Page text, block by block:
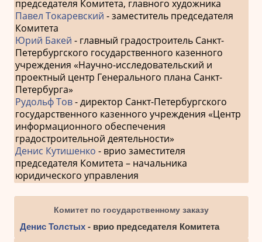
председателя Комитета, главного художника
Павел Токаревский - заместитель председателя
Комитета
Юрий Бакей - главный градостроитель Санкт-
Петербургского государственного казенного
учреждения «Научно-исследовательский и
проектный центр Генерального плана Санкт-
Петербурга»
Рудольф Тов- директор Санкт-Петербургского
государственного казенного учреждения «Центр
информационного обеспечения
градостроительной деятельности»
Денис Кутишенко - врио заместителя
председателя Комитета – начальника
юридического управления
Комитет по государственному заказу
Денис Толстых- врио председателя Комитета